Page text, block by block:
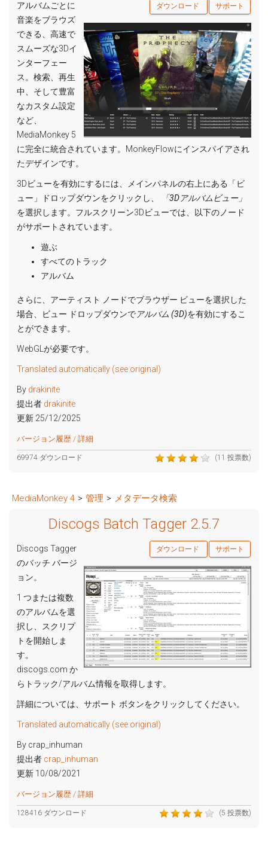
ダウンロード サポート
アルバムごとに
音楽をブラウズ
できる、高速で
スムーズな3Dイ
ンターフェー
ス。検索、再生
中、そして豊富
なカスタム設定
など、
MediaMonkey 5
に完全に統合されています。MonkeyFlowにインスパイアされ
たデザインです。
3Dビューを有効にするには、メインパネルの右上にある「ビ
ュー」ドロップダウンをクリックし、
「3Dアルバムビュー」
を選択します。フルスクリーン3Dビューでは、以下のノード
がサポートされています。
遊ぶ
すべてのトラック
アルバム
さらに、アーティスト ノードでブラウザー ビューを選択した
場合、ビュー ドロップダウンでアルバム (3D)を有効にするこ
とができます。
WebGLが必要です。
Translated automatically (see original)
By drakinite
提出者 drakinite
更新 25/12/2025
バージョン履歴 / 詳細
(11 投票数)
69974 ダウンロード
MediaMonkey 4 > 管理 > メタデータ検索
Discogs Batch Tagger 2.5.7
ダウンロード サポート
Discogs Tagger
のバッチ バージ
ョン。
1 つまたは複数
のアルバムを選
択し、スクリプ
トを開始しま
す。
discogs.com か
らトラック/アルバム情報を取得します。
詳細については、サポート ボタンをクリックしてください。
Translated automatically (see original)
By crap_inhuman
提出者 crap_inhuman
更新 10/08/2021
バージョン履歴 / 詳細
(5 投票数)
128416 ダウンロード